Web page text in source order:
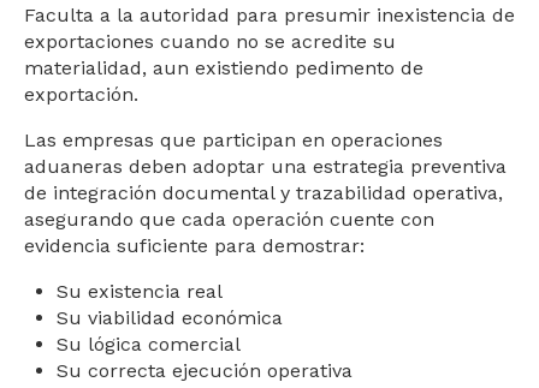
Faculta a la autoridad para presumir inexistencia de
exportaciones cuando no se acredite su
materialidad, aun existiendo pedimento de
exportación.
Las empresas que participan en operaciones
aduaneras deben adoptar una estrategia preventiva
de integración documental y trazabilidad operativa,
asegurando que cada operación cuente con
evidencia suficiente para demostrar:
Su existencia real
Su viabilidad económica
Su lógica comercial
Su correcta ejecución operativa